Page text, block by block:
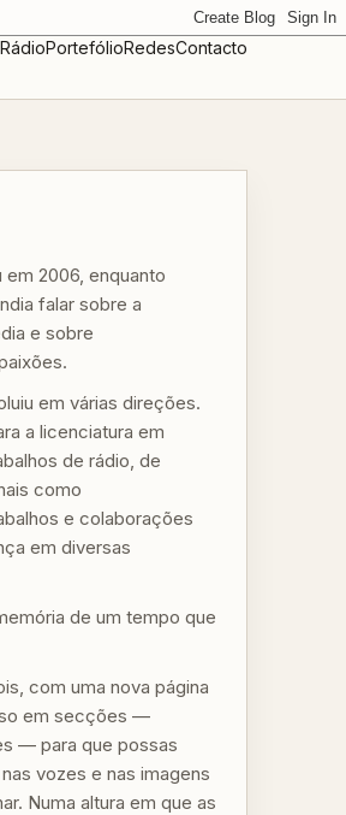
RádioPortefólioRedesContacto
em 2006, enquanto
falar sobre a
e sobre
em várias direções.
a licenciatura em
de rádio, de
como
e colaborações
em diversas
de um tempo que
com uma nova página
em secções —
— para que possas
vozes e nas imagens
Numa altura em que as